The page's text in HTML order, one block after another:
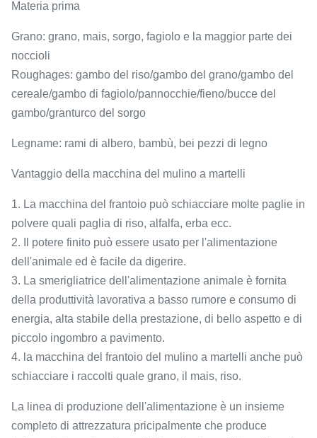
Materia prima
Grano: grano, mais, sorgo, fagiolo e la maggior parte dei
noccioli
Roughages: gambo del riso/gambo del grano/gambo del
cereale/gambo di fagiolo/pannocchie/fieno/bucce del
gambo/granturco del sorgo
Legname: rami di albero, bambù, bei pezzi di legno
Vantaggio della macchina del mulino a martelli
1. La macchina del frantoio può schiacciare molte paglie in
polvere quali paglia di riso, alfalfa, erba ecc.
2. Il potere finito può essere usato per l'alimentazione
dell'animale ed è facile da digerire.
3. La smerigliatrice dell'alimentazione animale è fornita
della produttività lavorativa a basso rumore e consumo di
energia, alta stabile della prestazione, di bello aspetto e di
piccolo ingombro a pavimento.
4. la macchina del frantoio del mulino a martelli anche può
schiacciare i raccolti quale grano, il mais, riso.
La linea di produzione dell'alimentazione è un insieme
completo di attrezzatura pricipalmente che produce